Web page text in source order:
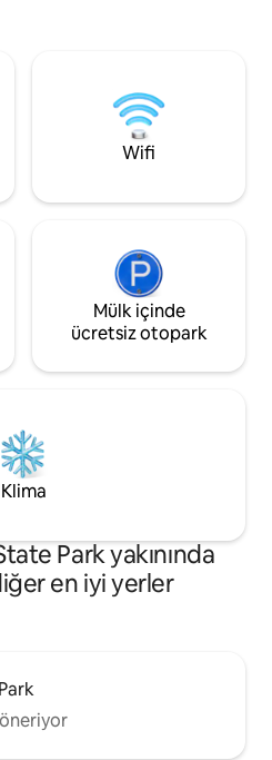
merkezine
doğası
Wifi
Mülk içinde
ücretsiz otopark
Klima
Park yakınında
en iyi yerler